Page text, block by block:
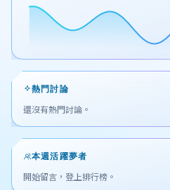
熱門討論
還沒有熱門討論。
本週活躍夢者
開始留言，登上排行榜。